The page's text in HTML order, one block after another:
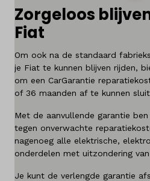
Vergelijken
Vestigingen
Merken
Diensten
Over ons
Kennis & advies
Zorgeloos
Fiat
Om ook na de standaard
je Fiat te kunnen blijven rijden,
om een CarGarantie
of 36 maanden af te kunnen
Met de aanvullende garantie
tegen onverwachte
nagenoeg alle elektrische,
onderdelen met uitzondering
Je kunt de verlengde garantie